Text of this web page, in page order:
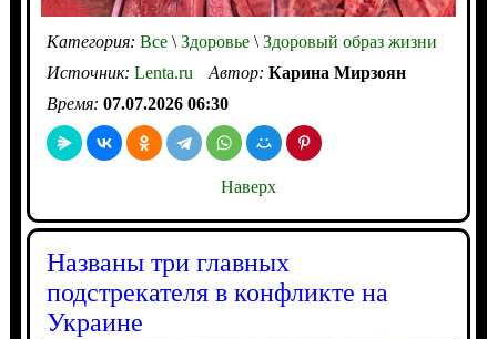
Категория: Все\Здоровье\Здоровый образ жизни
Источник: Lenta.ru Автор: Карина Мирзоян
Время: 07.07.2026 06:30
Наверх
Названы три главных
подстрекателя в конфликте на
Украине